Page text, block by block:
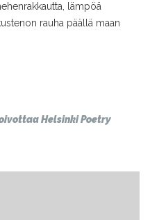
rakkautta, lämpöä
on rauha päällä maan
Helsinki Poetry